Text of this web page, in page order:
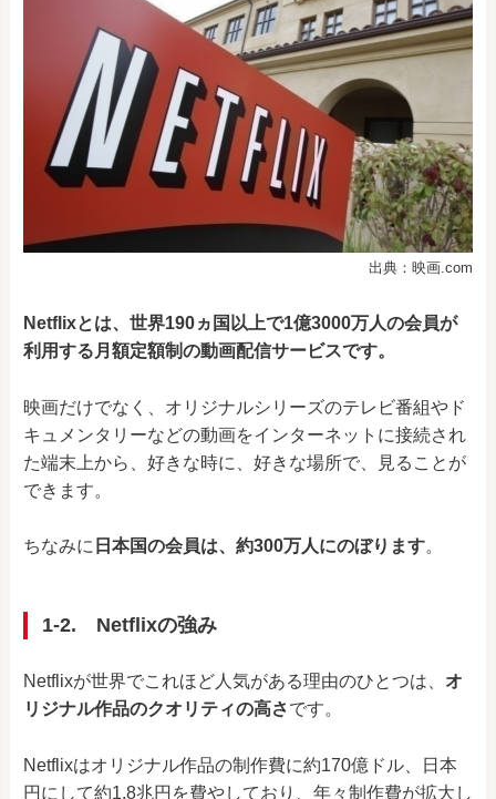
出典：映画.com
Netflixとは、世界190ヵ国以上で1億3000万人の会員が
利用する月額定額制の動画配信サービスです。
映画だけでなく、 オリジナルシリーズのテレビ番組やド
キュメンタリーなどの動画をインターネットに接続され
た端末上から
、好きな時に、好きな場所で、見ることが
できます。
ちなみに 日本国の会員は、約300万人にのぼります。
1-2. Netflixの強み
Netflixが世界でこれほど人気がある理由のひとつは、 オ
リジナル作品のクオリティの高さです。
Netflixはオリジナル作品の制作費に約170億ドル、日本
円にして約1.8兆円を費やしており、年々制作費が拡大し